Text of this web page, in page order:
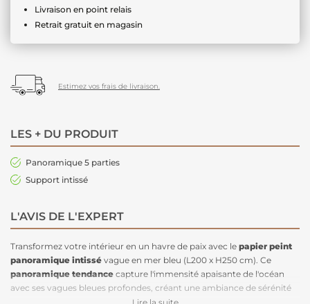
Livraison en point relais
Retrait gratuit en magasin
Estimez vos frais de livraison.
LES + DU PRODUIT
Panoramique 5 parties
Support intissé
L'AVIS DE L'EXPERT
Transformez votre intérieur en un havre de paix avec le papier peint
panoramique intissé vague en mer bleu (L200 x H250 cm). Ce
panoramique tendance capture l'immensité apaisante de l'océan
avec ses vagues bleues profondes, créant une ambiance de sérénité
et de relaxation. Parfait pour votre salon ou chambre, ce